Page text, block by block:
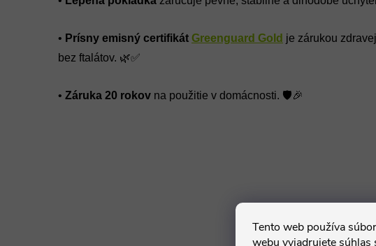
Tento web používa
webu vyjadrujete
• Prísny emisný certifikát Greenguard Gold je zárukou
bez ftalátov. 🌿✅
• Záruka 20 rokov na použitie v domácnosti. 🛡️🎉